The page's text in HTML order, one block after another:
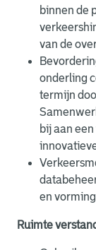
binnen de
van de
onderling
termijn
bij aan
en
Ruimte